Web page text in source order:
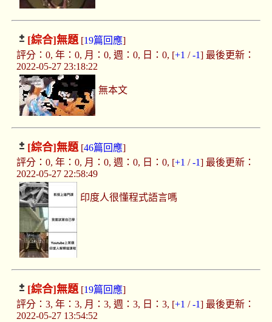
[綜合]無題[19篇回應]
評分：0, 年：0, 月：0, 週：0, 日：0, [+1 /-1] 最後更新：
2022-05-27 23:18:22
無本文
[綜合]無題[46篇回應]
評分：0, 年：0, 月：0, 週：0, 日：0, [+1 /-1] 最後更新：
2022-05-27 22:58:49
印度人很懂程式語言嗎
[綜合]無題[19篇回應]
評分：3, 年：3, 月：3, 週：3, 日：3, [+1 /-1] 最後更新：
2022-05-27 13:54:52